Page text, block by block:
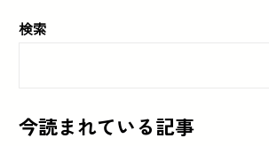
検索
今読まれている記事